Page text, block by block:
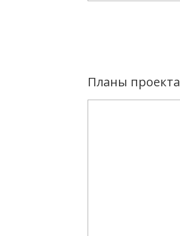
Планы проекта